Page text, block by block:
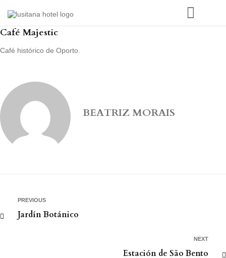
Café Majestic
Café histórico de Oporto.
BEATRIZ MORAIS
PREVIOUS
Jardín Botánico
NEXT
Estación de São Bento